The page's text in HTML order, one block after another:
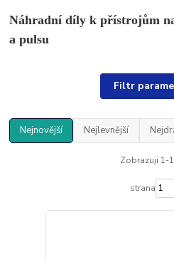
Náhradní díly k přístrojům
a pulsu
Filtr
Nejnovější Nejlevnější
Zobrazuji 1-
strana